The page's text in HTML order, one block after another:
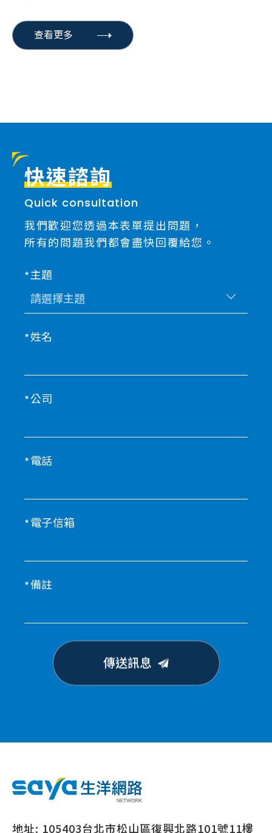
查看更多
快速諮詢
Quick consultation
我們歡迎您透過本表單提出問題，
所有的問題我們都會盡快回覆給您。
主題
姓名
公司
電話
電子信箱
備註
傳送訊息
地址: 105403台北市松山區復興北路101號11樓